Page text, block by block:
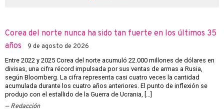
Corea del norte nunca ha sido tan fuerte en los últimos 35
años
9 de agosto de 2026
Entre 2022 y 2025 Corea del norte acumuló 22.000 millones de dólares en
divisas, una cifra récord impulsada por sus ventas de armas a Rusia,
según Bloomberg. La cifra representa casi cuatro veces la cantidad
acumulada durante los cuatro años anteriores. El punto de inflexión se
produjo con el estallido de la Guerra de Ucrania, […]
Redacción